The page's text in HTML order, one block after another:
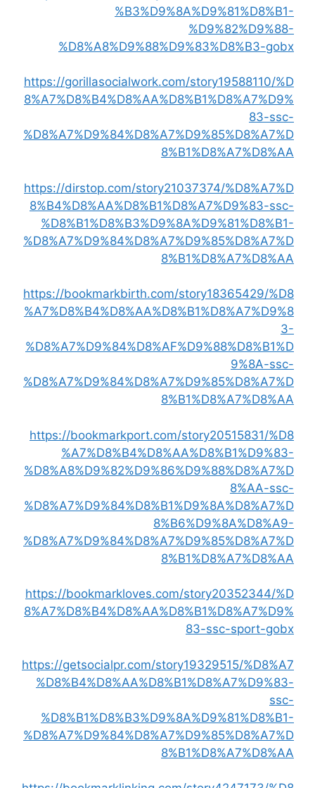
%B3%D9%8A%D9%81%D8%B1-
%D9%82%D9%88-
%D8%A8%D9%88%D9%83%D8%B3-gobx
https://gorillasocialwork.com/story19588110/%D
8%A7%D8%B4%D8%AA%D8%B1%D8%A7%D9%
83-ssc-
%D8%A7%D9%84%D8%A7%D9%85%D8%A7%D
8%B1%D8%A7%D8%AA
https://dirstop.com/story21037374/%D8%A7%D
8%B4%D8%AA%D8%B1%D8%A7%D9%83-ssc-
%D8%B1%D8%B3%D9%8A%D9%81%D8%B1-
%D8%A7%D9%84%D8%A7%D9%85%D8%A7%D
8%B1%D8%A7%D8%AA
https://bookmarkbirth.com/story18365429/%D8
%A7%D8%B4%D8%AA%D8%B1%D8%A7%D9%8
3-
%D8%A7%D9%84%D8%AF%D9%88%D8%B1%D
9%8A-ssc-
%D8%A7%D9%84%D8%A7%D9%85%D8%A7%D
8%B1%D8%A7%D8%AA
https://bookmarkport.com/story20515831/%D8
%A7%D8%B4%D8%AA%D8%B1%D9%83-
%D8%A8%D9%82%D9%86%D9%88%D8%A7%D
8%AA-ssc-
%D8%A7%D9%84%D8%B1%D9%8A%D8%A7%D
8%B6%D9%8A%D8%A9-
%D8%A7%D9%84%D8%A7%D9%85%D8%A7%D
8%B1%D8%A7%D8%AA
https://bookmarkloves.com/story20352344/%D
8%A7%D8%B4%D8%AA%D8%B1%D8%A7%D9%
83-ssc-sport-gobx
https://getsocialpr.com/story19329515/%D8%A7
%D8%B4%D8%AA%D8%B1%D8%A7%D9%83-
ssc-
%D8%B1%D8%B3%D9%8A%D9%81%D8%B1-
%D8%A7%D9%84%D8%A7%D9%85%D8%A7%D
8%B1%D8%A7%D8%AA